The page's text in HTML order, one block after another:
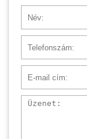
Üzenet